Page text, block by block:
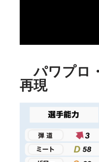
パワプロ
再現